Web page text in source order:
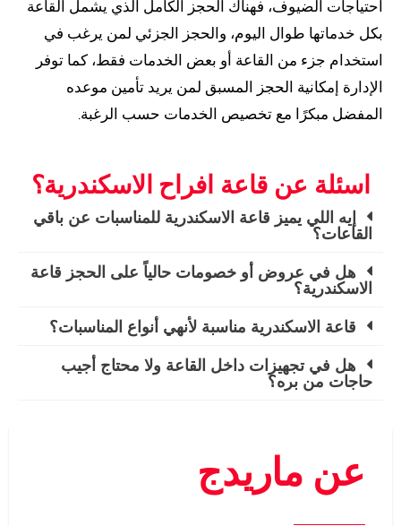
احتياجات الضيوف، فهناك الحجز الكامل الذي يشمل القاعة
بكل خدماتها طوال اليوم، والحجز الجزئي لمن يرغب في
استخدام جزء من القاعة أو بعض الخدمات فقط، كما توفر
الإدارة إمكانية الحجز المسبق لمن يريد تأمين موعده
المفضل مبكرًا مع تخصيص الخدمات حسب الرغبة.
اسئلة عن قاعة افراح الاسكندرية؟
إيه اللي يميز قاعة الاسكندرية للمناسبات عن باقي
القاعات؟
هل في عروض أو خصومات حالياً على الحجز قاعة
الاسكندرية؟
قاعة الاسكندرية مناسبة لأنهي أنواع المناسبات؟
هل في تجهيزات داخل القاعة ولا محتاج أجيب
حاجات من بره؟
عن ماريدج